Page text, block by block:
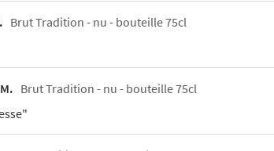
Brut Tradition - nu - bouteille 75cl
Brut Tradition - nu - bouteille 75cl